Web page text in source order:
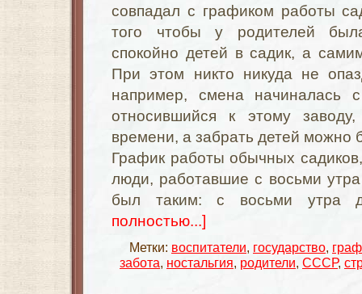
совпадал с графиком работы
того чтобы у родителей
спокойно детей в садик, а
При этом никто никуда не
например, смена начиналась
относившийся к этому
времени, а забрать детей можно
График работы обычных
люди, работавшие с восьми
был таким: с восьми утра
полностью...]
Метки: воспитатели, государство,
забота, ностальгия, родители, СССР,